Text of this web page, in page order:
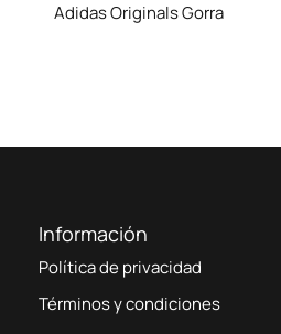
Adidas Originals Gorra
Información
Política de privacidad
Términos y condiciones